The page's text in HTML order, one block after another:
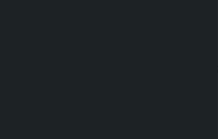
‘गौंथली’ बन्यो धेरै कमाउने सातौं